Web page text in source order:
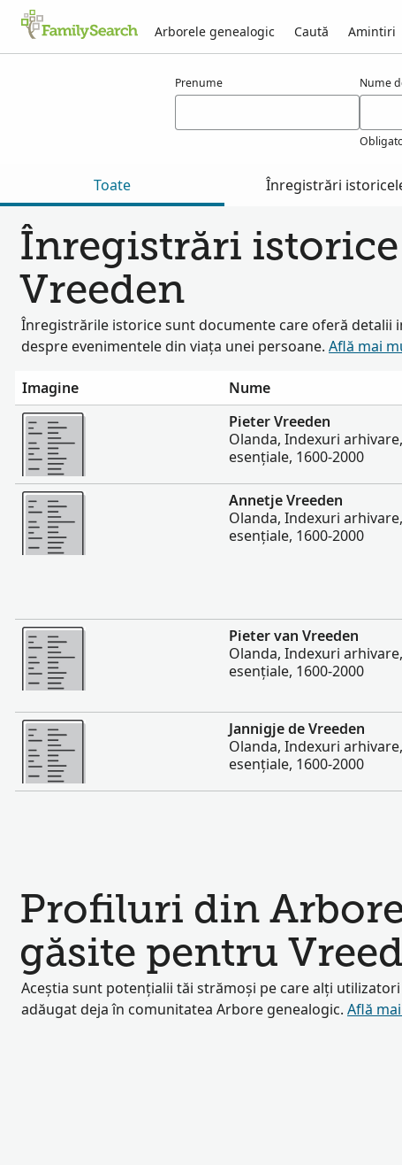
Arborele genealogic Caută Amintiri
Prenume Nume
Toate Înregistrări
Înregistrări
Vreeden
Înregistrările istorice sunt documente care oferă detalii
despre evenimentele din viața unei persoane. Află mai
Imagine Nume
Mai multe
Pieter Vreeden
Olanda, Indexuri
esențiale, 1600-2000
Mai multe
Annetje Vreeden
Olanda, Indexuri
esențiale, 1600-2000
Mai multe
Pieter van Vreeden
Olanda, Indexuri
esențiale, 1600-2000
Mai multe
Jannigje de Vreeden
Olanda, Indexuri
esențiale, 1600-2000
Profiluri din
găsite pentru
Aceștia sunt potențialii tăi strămoși pe care alți utilizatori
adăugat deja în comunitatea Arbore genealogic. Află